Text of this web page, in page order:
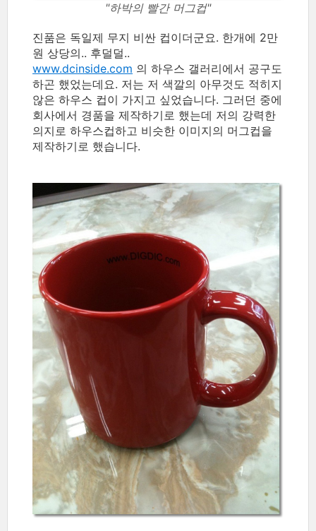
"하박의 빨간 머그컵"
진품은 독일제 무지 비싼 컵이더군요. 한개에 2만
원 상당의.. 후덜덜..
www.dcinside.com 의 하우스 갤러리에서 공구도
하곤 했었는데요. 저는 저 색깔의 아무것도 적히지
않은 하우스 컵이 가지고 싶었습니다. 그러던 중에
회사에서 경품을 제작하기로 했는데 저의 강력한
의지로 하우스컵하고 비슷한 이미지의 머그컵을
제작하기로 했습니다.